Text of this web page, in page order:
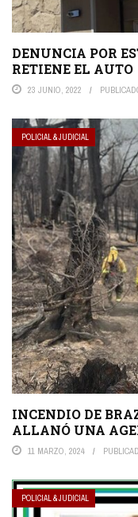
DENUNCIA POR
RETIENE EL AUTO
23 JUNIO, 2022
POLICIAL & JUDICIAL
INCENDIO DE
ALLANÓ UNA
11 MARZO, 2024
POLICIAL & JUDICIAL